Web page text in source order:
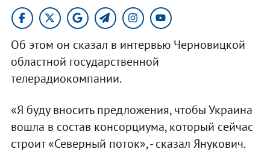
Об этом он сказал в интервью Черновицкой
областной государственной
телерадиокомпании.
«Я буду вносить предложения, чтобы Украина
вошла в состав консорциума, который сейчас
строит «Северный поток», - сказал Янукович.